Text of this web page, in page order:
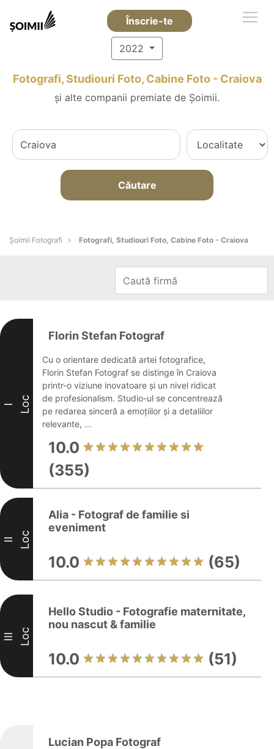
Înscrie-te
2022
Fotografi, Studiouri Foto, Cabine Foto - Craiova
și alte companii premiate de Șoimii.
Căutare
Șoimii Fotografi Fotografi, Studiouri Foto, Cabine Foto - Craiova
I Loc
Florin Stefan Fotograf
Cu o orientare dedicată artei fotografice,
Florin Stefan Fotograf se distinge în Craiova
printr-o viziune inovatoare și un nivel ridicat
de profesionalism. Studio-ul se concentrează
pe redarea sinceră a emoțiilor și a detaliilor
relevante, ...
10.0
(355)
II Loc
Alia - Fotograf de familie si
eveniment
10.0 (65)
III Loc
Hello Studio - Fotografie maternitate,
nou nascut & familie
10.0 (51)
Lucian Popa Fotograf